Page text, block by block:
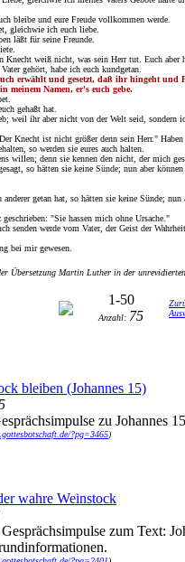
bleibe und eure Freude vollkommen werde.
gleichwie ich euch liebe.
läßt für seine Freunde.
weiß nicht, was sein Herr tut. Euch aber
gehört, habe ich euch kundgetan.
erwählt und gesetzt, daß ihr hingeht und
meinem Namen, er's euch gebe.
gehaßt hat.
weil ihr aber nicht von der Welt seid, sondern
Knecht ist nicht größer denn sein Herr."
so werden sie eures auch halten.
willen; denn sie kennen den nicht, der mich
so hätten sie keine Sünde; nun aber
getan hat, so hätten sie keine Sünde; nun
"Sie hassen mich ohne Ursache."
senden werde vom Vater, der Geist der
bei mir gewesen.
Übersetzung Martin Luther in der
1-50
Anzahl: 75
bleiben (Johannes 15)
zu Johannes 15
?pg=3465)
wahre Weinstock
zum Text: